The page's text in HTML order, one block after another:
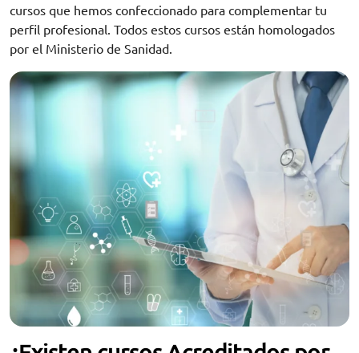
cursos que hemos confeccionado para complementar tu
perfil profesional. Todos estos cursos están homologados
por el Ministerio de Sanidad.